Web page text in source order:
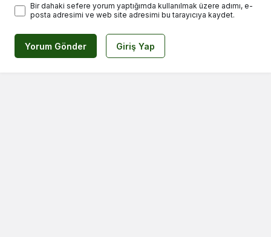
Bir dahaki sefere yorum yaptığımda kullanılmak üzere adımı, e-
posta adresimi ve web site adresimi bu tarayıcıya kaydet.
Yorum Gönder Giriş Yap